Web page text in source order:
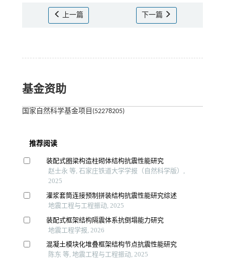
上一篇 下一篇
基金资助
国家自然科学基金项目(52278205)